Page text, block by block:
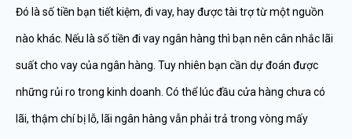
Đó là số tiền bạn tiết kiệm, đi vay, hay được tài trợ từ một nguồn
nào khác. Nếu là số tiền đi vay ngân hàng thì bạn nên cân nhắc lãi
suất cho vay của ngân hàng. Tuy nhiên bạn cần dự đoán được
những rủi ro trong kinh doanh. Có thể lúc đầu cửa hàng chưa có
lãi, thậm chí bị lỗ, lãi ngân hàng vẫn phải trả trong vòng mấy